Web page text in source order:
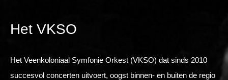
Het VKSO
Het Veenkoloniaal Symfonie Orkest (VKSO) dat sinds 2010
succesvol concerten uitvoert, oogst binnen- en buiten de regio